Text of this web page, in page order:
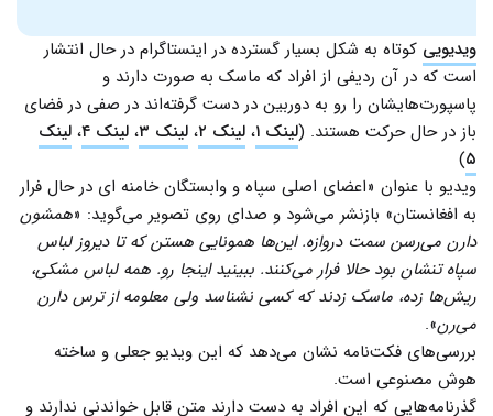
ویدیویی کوتاه به شکل بسیار گسترده در اینستاگرام در حال انتشار
است که در آن ردیفی از افراد که ماسک به صورت دارند و
پاسپورت‌هایشان را رو به دوربین در دست گرفته‌اند در صفی در فضای
باز در حال حرکت هستند. (لینک ۱ ، لینک ۲ ، لینک ۳ ، لینک ۴ ، لینک
۵)
ویدیو با عنوان «اعضای اصلی سپاه و وابستگان خامنه ای در حال فرار
به افغانستان» بازنشر می‌شود و صدای روی تصویر می‌گوید: «همشون
دارن می‌رسن سمت دروازه. این‌ها همونایی هستن که تا دیروز لباس
سپاه تنشان بود حالا فرار می‌کنند. ببینید اینجا رو. همه لباس مشکی،
ریش‌ها زده، ماسک زدند که کسی نشناسد ولی معلومه از ترس دارن
می‌رن».
بررسی‌های فکت‌نامه نشان می‌دهد که این ویدیو جعلی و ساخته
هوش مصنوعی است.
گذرنامه‌هایی که این افراد به دست دارند متن قابل خواندنی ندارند و